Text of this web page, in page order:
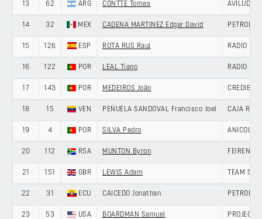
13 62 ARG CONTTE Tomas AVILUDO -
14 32 MEX CADENA MARTINEZ Edgar David PETROLIKE
15 126 ESP ROTA RUS Raul RADIO
16 122 POR LEAL Tiago RADIO
17 143 POR MEDEIROS João
18 15 VEN PEÑUELA SANDOVAL Francisco Joel CAJA
19 4 POR SILVA Pedro
20 112 RSA MUNTON Byron FEIRENSE
21 151 GBR LEWIS Adam TEAM
22 31 ECU CAICEDO Jonathan PETROLIKE
23 53 USA BOARDMAN Samuel PROJECT